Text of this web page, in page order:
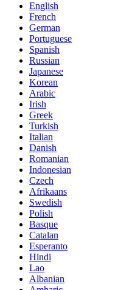
English
French
German
Portuguese
Spanish
Russian
Japanese
Korean
Arabic
Irish
Greek
Turkish
Italian
Danish
Romanian
Indonesian
Czech
Afrikaans
Swedish
Polish
Basque
Catalan
Esperanto
Hindi
Lao
Albanian